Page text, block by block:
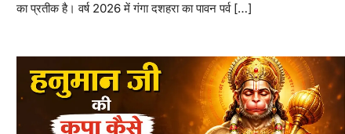
का प्रतीक है। वर्ष 2026 में गंगा दशहरा का पावन पर्व […]